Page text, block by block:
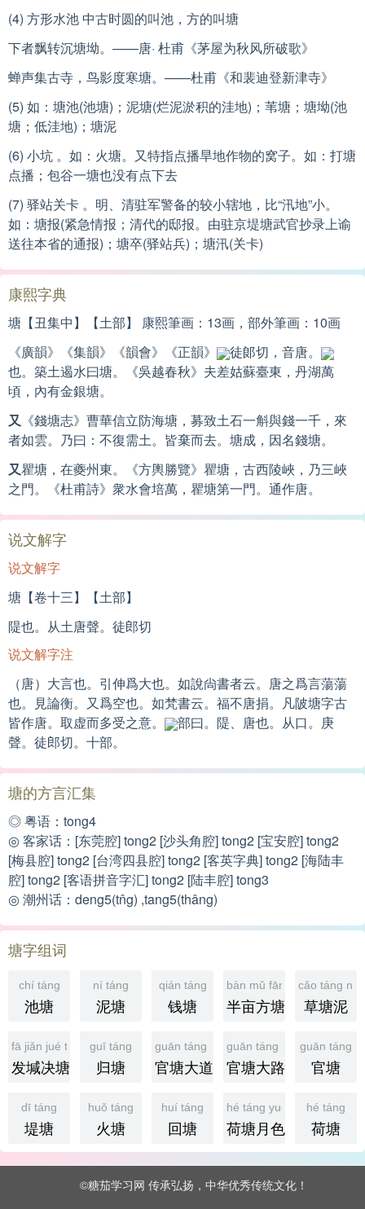
(4) 方形水池 中古时圆的叫池，方的叫塘
下者飘转沉塘坳。——唐· 杜甫《茅屋为秋风所破歌》
蝉声集古寺，鸟影度寒塘。——杜甫《和裴迪登新津寺》
(5) 如：塘池(池塘)；泥塘(烂泥淤积的洼地)；苇塘；塘坳(池
塘；低洼地)；塘泥
(6) 小坑 。如：火塘。又特指点播旱地作物的窝子。如：打塘
点播；包谷一塘也没有点下去
(7) 驿站关卡 。明、清驻军警备的较小辖地，比“汛地”小。
如：塘报(紧急情报；清代的邸报。由驻京堤塘武官抄录上谕
送往本省的通报)；塘卒(驿站兵)；塘汛(关卡)
康熙字典
塘【丑集中】【土部】 康熙筆画：13画，部外筆画：10画
《廣韻》《集韻》《韻會》《正韻》
徒郞切，音唐。
也。築土遏水曰塘。《吳越春秋》夫差姑蘇臺東，丹湖萬
頃，內有金銀塘。
又 《錢塘志》曹華信立防海塘，募致土石一斛與錢一千，來
者如雲。乃曰：不復需土。皆棄而去。塘成，因名錢塘。
又瞿塘，在夔州東。《方輿勝覽》瞿塘，古西陵峽，乃三峽
之門。《杜甫詩》衆水會培萬，瞿塘第一門。通作唐。
说文解字
说文解字
塘【卷十三】【土部】
隄也。从土唐聲。徒郎切
说文解字注
（唐）大言也。引伸爲大也。如說尙書者云。唐之爲言蕩蕩
也。見論衡。又爲空也。如梵書云。福不唐捐。凡陂塘字古
皆作唐。取虚而多受之意。
部曰。隄、唐也。从口。庚
聲。徒郎切。十部。
塘的方言汇集
◎ 粤语：tong4
◎ 客家话：[东莞腔] tong2 [沙头角腔] tong2 [宝安腔] tong2
[梅县腔] tong2 [台湾四县腔] tong2 [客英字典] tong2 [海陆丰
腔] tong2 [客语拼音字汇] tong2 [陆丰腔] tong3
◎ 潮州话：deng5(tn̂g) ,tang5(thâng)
塘字组词
chí táng
池塘
ní táng
泥塘
qián táng
钱塘
bàn mǔ fāng táng
半亩方塘
cǎo táng ní
草塘泥
fā jiǎn jué táng
发堿决塘
guī táng
归塘
guān táng dà dào
官塘大道
guān táng dà lù
官塘大路
guān táng
官塘
dī táng
堤塘
huǒ táng
火塘
huí táng
回塘
hé táng yuè sè
荷塘月色
hé táng
荷塘
©糖茄学习网 传承弘扬，中华优秀传统文化！